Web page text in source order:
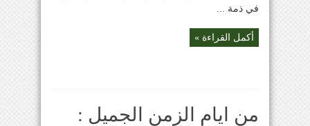
في ذمة ...
أكمل القراءة »
من ايام الزمن الجميل :